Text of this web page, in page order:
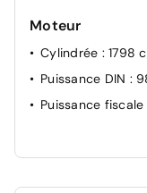
Moteur
Cylindrée : 1798
Puissance DIN :
Puissance fiscale